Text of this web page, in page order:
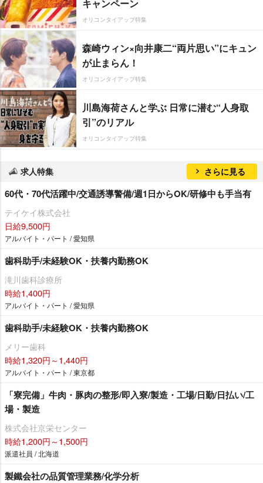
キャンペーン
オリコンタイアップ特集
森崎ウィン×向井康二“両片思い”にキュン
が止まらん！
オリコンタイアップ特集
川島海荷さんと学ぶ 日常に潜む“人身取
引”のリアル
オリコンタイアップ特集
求人特集 さらに見る
60代・70代活躍中/交通誘導警備/週1日からOK/研修中も手当有
テイケイ株式会社
日給9,500円
アルバイト・パート / 愛知県
歯科助手/未経験OK・扶養内勤務OK
滝川歯科診療所
時給1,400円
アルバイト・パート / 愛知県
歯科助手/未経験OK・扶養内勤務OK
メリー歯科
時給1,320円～1,440円
アルバイト・パート / 東京都
「寮完備」牛肉・豚肉の整形/即入寮/製造・工場/日勤/日払い/工
場・製造
株式会社京栄センター
時給1,200円～1,500円
派遣社員 / 北海道
製鐵会社の品質管理業務/化学分析